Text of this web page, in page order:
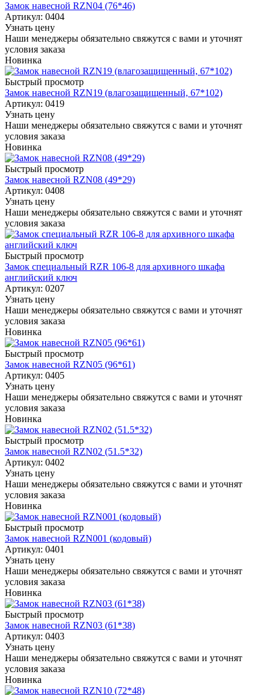
Замок навесной RZN04 (76*46)
Артикул: 0404
Узнать цену
Наши менеджеры обязательно свяжутся с вами и уточнят
условия заказа
Новинка
Быстрый просмотр
Замок навесной RZN19 (влагозащищенный, 67*102)
Артикул: 0419
Узнать цену
Наши менеджеры обязательно свяжутся с вами и уточнят
условия заказа
Новинка
Быстрый просмотр
Замок навесной RZN08 (49*29)
Артикул: 0408
Узнать цену
Наши менеджеры обязательно свяжутся с вами и уточнят
условия заказа
Быстрый просмотр
Замок специальный RZR 106-8 для архивного шкафа
английский ключ
Артикул: 0207
Узнать цену
Наши менеджеры обязательно свяжутся с вами и уточнят
условия заказа
Новинка
Быстрый просмотр
Замок навесной RZN05 (96*61)
Артикул: 0405
Узнать цену
Наши менеджеры обязательно свяжутся с вами и уточнят
условия заказа
Новинка
Быстрый просмотр
Замок навесной RZN02 (51.5*32)
Артикул: 0402
Узнать цену
Наши менеджеры обязательно свяжутся с вами и уточнят
условия заказа
Новинка
Быстрый просмотр
Замок навесной RZN001 (кодовый)
Артикул: 0401
Узнать цену
Наши менеджеры обязательно свяжутся с вами и уточнят
условия заказа
Новинка
Быстрый просмотр
Замок навесной RZN03 (61*38)
Артикул: 0403
Узнать цену
Наши менеджеры обязательно свяжутся с вами и уточнят
условия заказа
Новинка